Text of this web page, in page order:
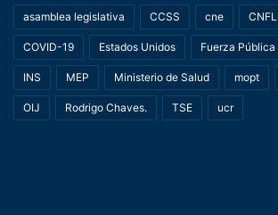
asamblea legislativa CCSS cne CNFL
COVID-19 Estados Unidos Fuerza Pública
INS MEP Ministerio de Salud mopt
OIJ Rodrigo Chaves. TSE ucr